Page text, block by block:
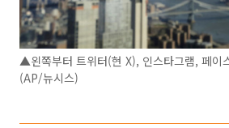
▲왼쪽부터 트위터(현 X), 인스타그램, 페이
(AP/뉴시스)